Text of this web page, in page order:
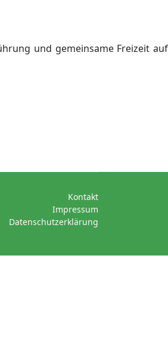
und gemeinsame Freizeit auf
Kontakt
Impressum
Datenschutzerklärung